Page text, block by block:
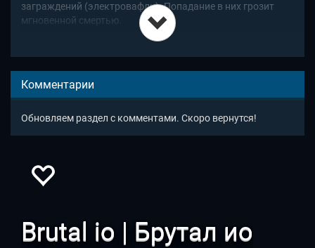
заграждений (электровафли). Попадание в них грозит
мгновенной смертью.
Бросить шар - клик левой кнопкой мыши
Вернуть шар - клик и удержание левой кнопкой
Комментарии
Обновляем раздел с комментами. Скоро вернутся!
Brutal io | Брутал ио